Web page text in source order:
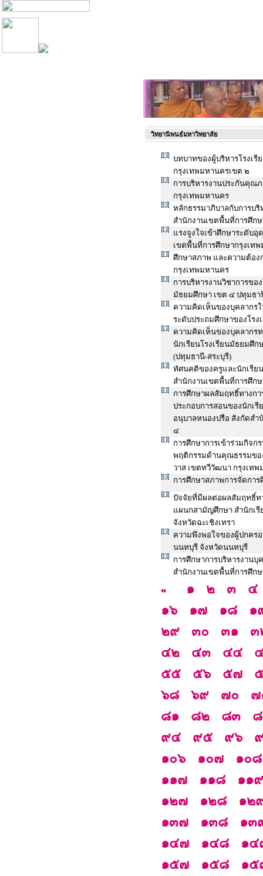
วิทยานิพนธ์มหาวิทยาลัย
บทบาทของผู้บริหารโรงเ
กรุงเทพมหานครเขต ๒
การบริหารงานประกันคุณ
กรุงเทพมหานคร
หลักธรรมาภิบาลกับการบ
สำนักงานเขตพื้นที่การศึก
แรงจูงใจเข้าศึกษาระดับ
เขตพื้นที่การศึกษากรุงเท
ศึกษาสภาพ และความต้อง
กรุงเทพมหานคร
การบริหารงานวิชาการข
มัธยมศึกษา เขต ๔ ปทุมธา
ความคิดเห็นของบุคลากร
ระดับประถมศึกษาของโรง
ความคิดเห็นของบุคลากร
นักเรียนโรงเรียนมัธยมศึ
(ปทุมธานี-สระบุรี)
ทัศนคติของครูและนักเรีย
สำนักงานเขตพื้นที่การศึก
การศึกษาผลสัมฤทธิ์ทางก
ประกอบการสอนของนักเ
อนุบาลหนองปรือ สังกัดสำ
๔
การศึกษาการเข้าร่วมกิจ
พฤติกรรมด้านคุณธรรมขอ
วาส เขตทวีวัฒนา กรุงเทพ
การศึกษาสภาพการจัดกา
ปัจจัยที่มีผลต่อผลสัมฤทธิ์ท
แผนกสามัญศึกษา สำนักเรี
จังหวัดฉะเชิงเทรา
ความพึงพอใจของผู้ปกคร
นนทบุรี จังหวัดนนทบุรี
การศึกษาการบริหารงาน
สำนักงานเขตพื้นที่การศึกษ
๑ ๒ ๓
๔
๑๖
๑๗ ๑๘
๑
๒๙
๓๐ ๓๑
๓
๔๒
๔๓ ๔๔
๕๕
๕๖ ๕๗
๖๘
๖๙ ๗๐
๗
๘๑
๘๒ ๘๓
๙๔
๙๕ ๙๖
๑๐๖
๑๐๗
๑๐๘
๑๑๗
๑๑๘
๑๑๙
๑๒๗
๑๒๘
๑๒
๑๓๗
๑๓๘
๑๓
๑๔๗
๑๔๘
๑๔
๑๕๗
๑๕๘
๑๕